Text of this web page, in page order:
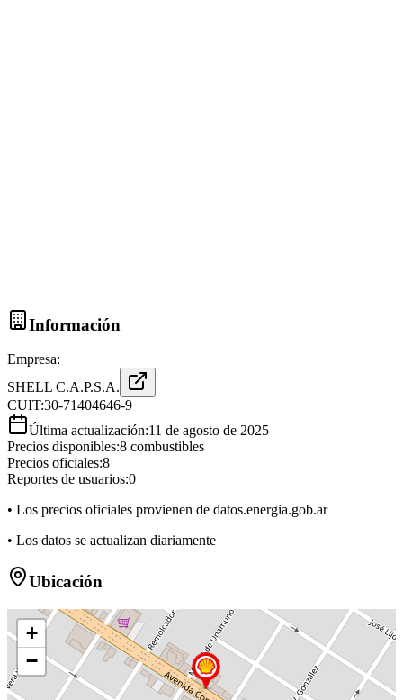
Información
Empresa:
SHELL C.A.P.S.A.
CUIT:30-71404646-9
Última actualización:11 de agosto de 2025
Precios disponibles:8 combustibles
Precios oficiales:8
Reportes de usuarios:0
• Los precios oficiales provienen de datos.energia.gob.ar
• Los datos se actualizan diariamente
Ubicación
+
−